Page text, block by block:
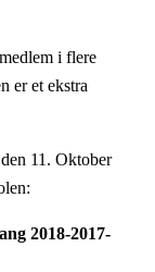
i flere
er et ekstra
11. Oktober
2018-2017-